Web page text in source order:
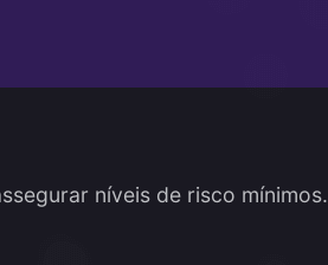
níveis de risco mínimos.